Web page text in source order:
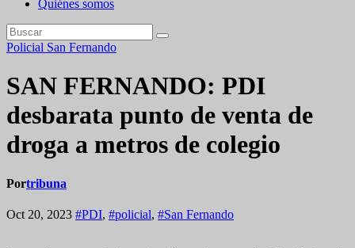
Quiénes somos
Policial San Fernando
SAN FERNANDO: PDI
desbarata punto de venta de
droga a metros de colegio
Portribuna
Oct 20, 2023 #PDI, #policial, #San Fernando